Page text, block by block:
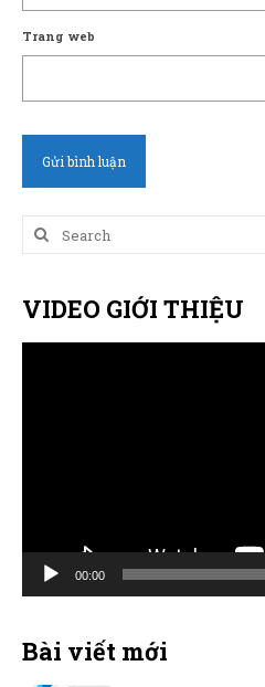
Trang web
Search
for:
VIDEO GIỚI THIỆU
00:00
Bài viết mới